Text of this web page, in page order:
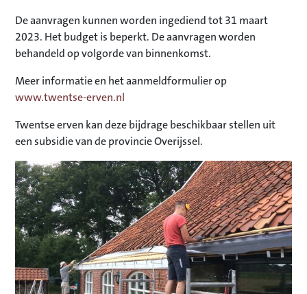
De aanvragen kunnen worden ingediend tot 31 maart
2023. Het budget is beperkt. De aanvragen worden
behandeld op volgorde van binnenkomst.
Meer informatie en het aanmeldformulier op
www.twentse-erven.nl
Twentse erven kan deze bijdrage beschikbaar stellen uit
een subsidie van de provincie Overijssel.